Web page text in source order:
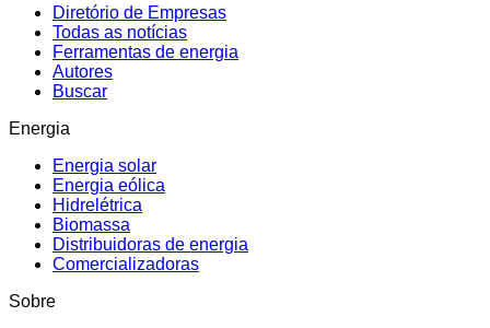
Diretório de Empresas
Todas as notícias
Ferramentas de energia
Autores
Buscar
Energia
Energia solar
Energia eólica
Hidrelétrica
Biomassa
Distribuidoras de energia
Comercializadoras
Sobre